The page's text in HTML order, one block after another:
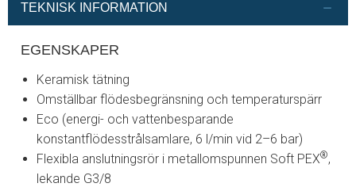
TEKNISK INFORMATION
EGENSKAPER
Keramisk tätning
Omställbar flödesbegränsning och temperaturspärr
Eco (energi- och vattenbesparande
konstantflödesstrålsamlare, 6 l/min vid 2–6 bar)
Flexibla anslutningsrör i metallomspunnen Soft PEX®,
lekande G3/8